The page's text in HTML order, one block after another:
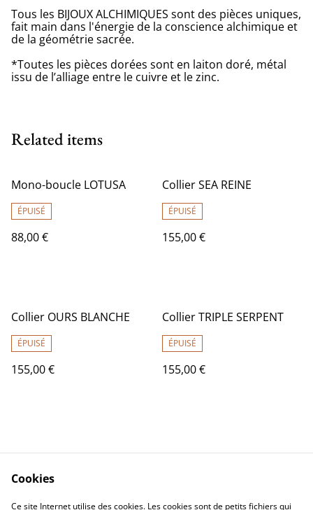
Tous les BIJOUX ALCHIMIQUES sont des pièces uniques,
fait main dans l'énergie de la conscience alchimique et
de la géométrie sacrée.
*Toutes les pièces dorées sont en laiton doré, métal
issu de l’alliage entre le cuivre et le zinc.
Related items
Mono-boucle LOTUSA
ÉPUISÉ
88,00 €
Collier SEA REINE
ÉPUISÉ
155,00 €
Collier OURS BLANCHE
ÉPUISÉ
155,00 €
Collier TRIPLE SERPENT
ÉPUISÉ
155,00 €
Contact Us
Legal Terms
Cookies
Ce site Internet utilise des cookies. Les cookies sont de petits fichiers qui